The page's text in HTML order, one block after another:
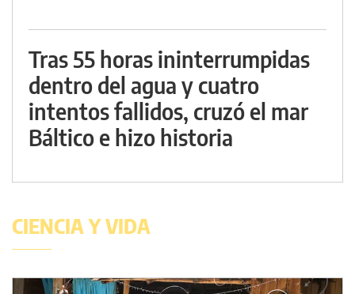
Tras 55 horas ininterrumpidas
dentro del agua y cuatro
intentos fallidos, cruzó el mar
Báltico e hizo historia
CIENCIA Y VIDA